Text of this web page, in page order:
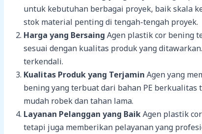
untuk kebutuhan berbagai proyek, baik skala
stok material penting di tengah-tengah proyek.
Harga yang Bersaing Agen plastik cor bening
sesuai dengan kualitas produk yang
terkendali.
Kualitas Produk yang Terjamin Agen yang
bening yang terbuat dari bahan PE
mudah robek dan tahan lama.
Layanan Pelanggan yang BaikAgen plastik
tetapi juga memberikan pelayanan yang